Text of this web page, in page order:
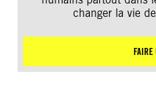
changer la vie
FAIRE